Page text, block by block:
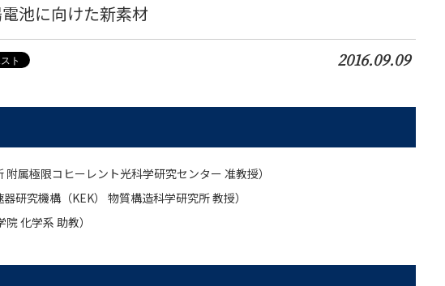
池に向けた新素材
2016.09.09
属極限コヒーレント光科学研究センター 准教授）
研究機構（KEK） 物質構造科学研究所 教授）
化学系 助教）